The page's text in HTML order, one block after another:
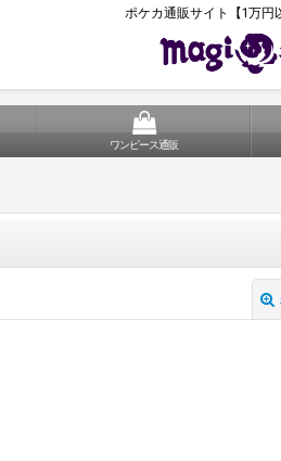
ポケカ通販サイト【1万円
ワンピース通販